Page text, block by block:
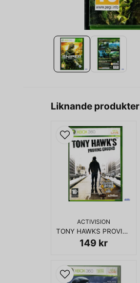
Liknande produkter
ACTIVISION
TONY HAWKS PROVING GROUND XBOX 360
149 kr